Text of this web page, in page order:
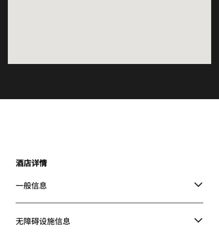
酒店详情
一般信息
无障碍设施信息